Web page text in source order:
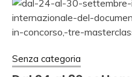
Senza categoria